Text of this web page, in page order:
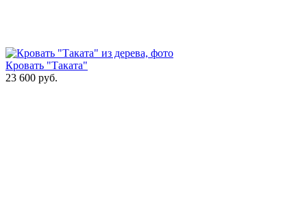
Кровать "Таката"
23 600 руб.